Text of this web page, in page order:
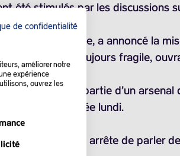
été stimulés par les discussions
de pétrole, a annoncé la
toujours fragile,
publiques fait partie d’un
deux jours débutée lundi.
que la Chine arrête de parler
de confidentialité
améliorer notre
expérience
ouvrez les